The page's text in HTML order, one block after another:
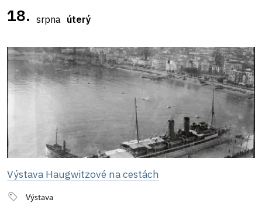
18. srpna úterý
Výstava Haugwitzové na cestách
Výstava